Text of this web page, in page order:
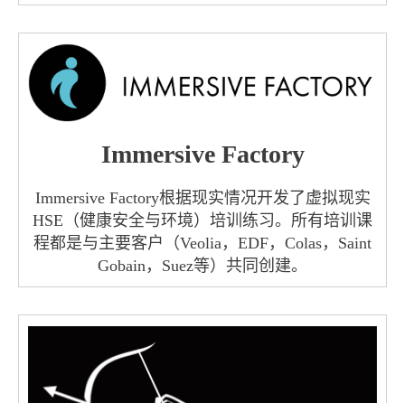
Immersive Factory
Immersive Factory根据现实情况开发了虚拟现实
HSE（健康安全与环境）培训练习。所有培训课
程都是与主要客户（Veolia，EDF，Colas，Saint
Gobain，Suez等）共同创建。